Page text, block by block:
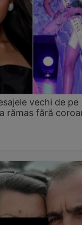
vechi de pe
rămas fără